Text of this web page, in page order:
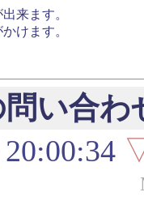
来ます。
けます。
い合わ